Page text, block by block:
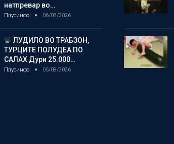
натпревар во…
Плусинфо 06/08/2026
ЛУДИЛО ВО ТРАБЗОН,
ТУРЦИТЕ ПОЛУДЕА ПО
САЛАХ Дури 25.000…
Плусинфо 05/08/2026